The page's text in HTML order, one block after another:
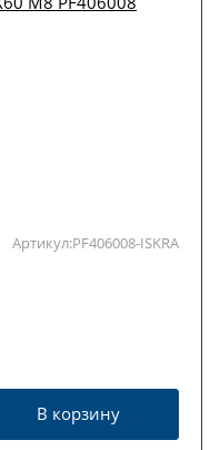
Артикул:PF406008-ISKRA
В корзину